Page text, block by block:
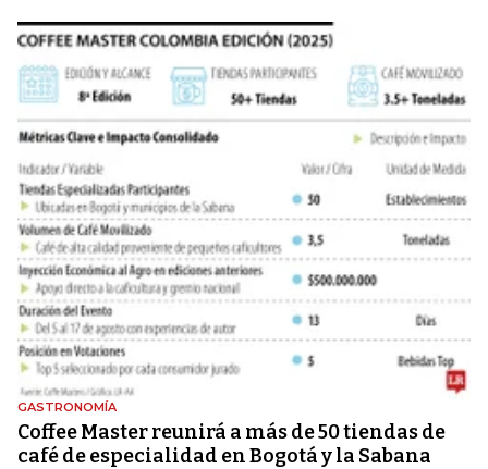
GASTRONOMÍA
Coffee Master reunirá a más de 50 tiendas de
café de especialidad en Bogotá y la Sabana